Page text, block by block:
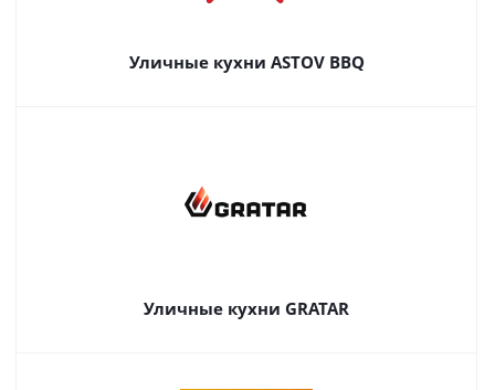
Уличные кухни ASTOV BBQ
Уличные кухни GRATAR